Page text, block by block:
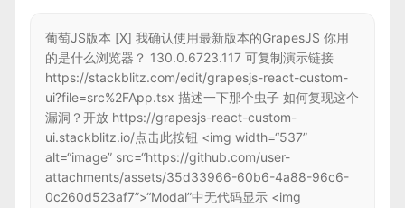
葡萄JS版本 [X] 我确认使用最新版本的GrapesJS 你用
的是什么浏览器？ 130.0.6723.117 可复制演示链接
https://stackblitz.com/edit/grapesjs-react-custom-
ui?file=src%2FApp.tsx 描述一下那个虫子 如何复现这个
漏洞？开放 https://grapesjs-react-custom-
ui.stackblitz.io/点击此按钮 <img width=“537”
alt=“image” src=“https://github.com/user-
attachments/assets/35d33966-60b6-4a88-96c6-
0c260d523af7”>“Modal”中无代码显示 <img